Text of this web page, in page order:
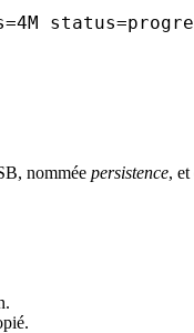
nommée persistence,